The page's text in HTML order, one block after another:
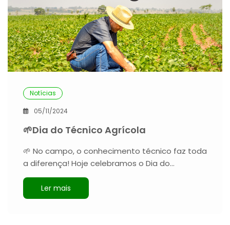
Notícias
05/11/2024
🌱Dia do Técnico Agrícola
🌱 No campo, o conhecimento técnico faz toda
a diferença! Hoje celebramos o Dia do…
Ler mais